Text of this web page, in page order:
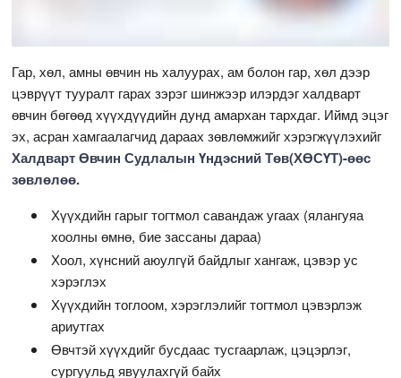
Гар, хөл, амны өвчин нь халуурах, ам болон гар, хөл дээр
цэврүүт тууралт гарах зэрэг шинжээр илэрдэг халдварт
өвчин бөгөөд хүүхдүүдийн дунд амархан тархдаг. Иймд эцэг
эх, асран хамгаалагчид дараах зөвлөмжийг хэрэгжүүлэхийг
Халдварт Өвчин Судлалын Үндэсний Төв(ХӨСҮТ)-өөс
зөвлөлөө.
Хүүхдийн гарыг тогтмол савандаж угаах (ялангуяа
хоолны өмнө, бие зассаны дараа)
Хоол, хүнсний аюулгүй байдлыг хангаж, цэвэр ус
хэрэглэх
Хүүхдийн тоглоом, хэрэглэлийг тогтмол цэвэрлэж
ариутгах
Өвчтэй хүүхдийг бусдаас тусгаарлаж, цэцэрлэг,
сургуульд явуулахгүй байх